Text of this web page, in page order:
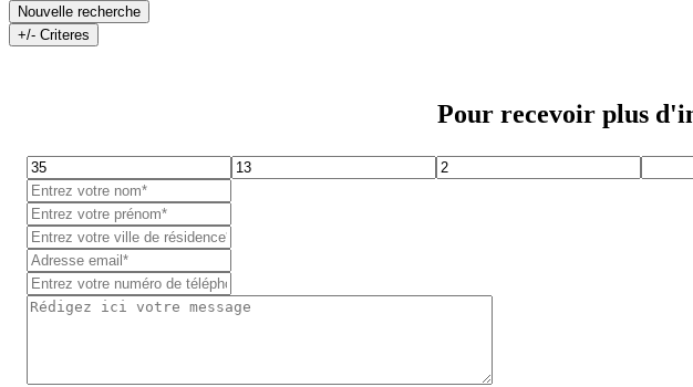
Nouvelle recherche
+/- Criteres
Pour recevoir plus